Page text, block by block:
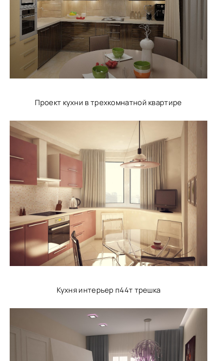
Проект кухни в трехкомнатной квартире
Кухня интерьер п44т трешка